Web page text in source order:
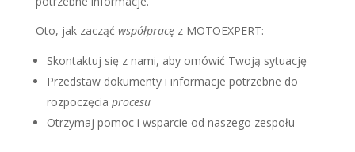
Oto, jak zacząć współpracęz MOTOEXPERT:
Skontaktuj się z nami, aby omówić Twoją sytuację
Przedstaw dokumenty i informacje potrzebne do
rozpoczęcia procesu
Otrzymaj pomoc i wsparcie od naszego zespołu